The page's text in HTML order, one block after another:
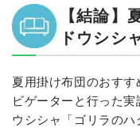
【結論】
ドウシシ
夏用掛け布団のおす
ビゲーターと行った
ウシシャ「ゴリラの